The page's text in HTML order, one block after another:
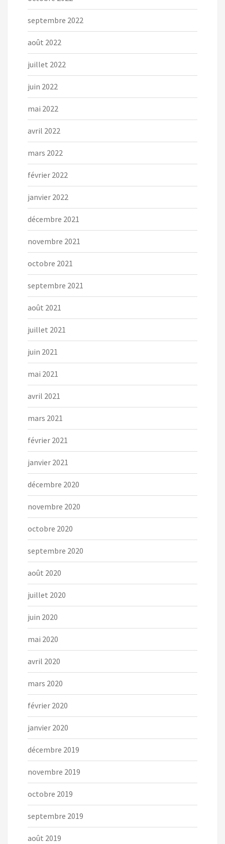
septembre 2022
août 2022
juillet 2022
juin 2022
mai 2022
avril 2022
mars 2022
février 2022
janvier 2022
décembre 2021
novembre 2021
octobre 2021
septembre 2021
août 2021
juillet 2021
juin 2021
mai 2021
avril 2021
mars 2021
février 2021
janvier 2021
décembre 2020
novembre 2020
octobre 2020
septembre 2020
août 2020
juillet 2020
juin 2020
mai 2020
avril 2020
mars 2020
février 2020
janvier 2020
décembre 2019
novembre 2019
octobre 2019
septembre 2019
août 2019